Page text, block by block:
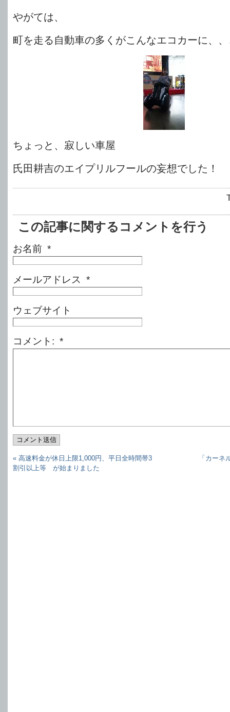
やがては、
町を走る自動車の多くがこんなエコカーに、
ちょっと、寂しい車屋
氏田耕吉のエイプリルフールの妄想でした！
この記事に関するコメントを行う
お名前 *
メールアドレス *
ウェブサイト
コメント: *
コメント送信
« 高速料金が休日上限1,000円、平日全時間帯3
割引以上等 が始まりました
「カーネ